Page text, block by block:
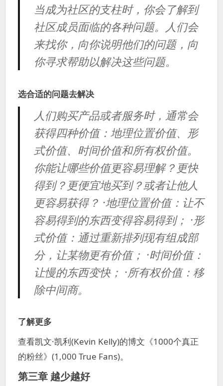
当成为社区的支柱时，你会了解到
社区成员面临的各种问题。人们会
来找你，向你说明他们的问题，向
你寻求帮助以解决这些问题。
选合适的问题去解决
人们购买产品或者服务时，通常会
获得四种价值：地理位置价值、形
式价值、时间价值和所有权价值。
你能让哪些价值更容易理解？更快
得到？更便宜地买到？或者让他人
更容易获得？ ·地理位置价值：让不
容易得到的东西变得容易得到； ·形
式价值：通过重新排列现有组成部
分，让某物更有价值； ·时间价值：
让慢的东西变快； ·所有权价值：移
除中间商。
了解更多
查看凯文·凯利(Kevin Kelly)的博文《1000个真正
的粉丝》(1,000 True Fans)。
第三章 越少越好